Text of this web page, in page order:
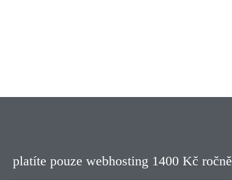
platíte pouze webhosting 1400 Kč ročně